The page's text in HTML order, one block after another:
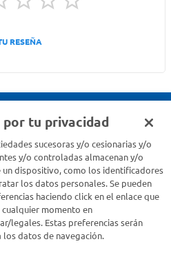
RESEÑA
con nosotros acá
por tu privacidad
sucesoras y/o cesionarias y/o
y/o controladas almacenan y/o
un dispositivo, como los identificadores
los datos personales. Se pueden
haciendo click en el enlace que
momento en
legales. Estas preferencias serán
los datos de navegación.